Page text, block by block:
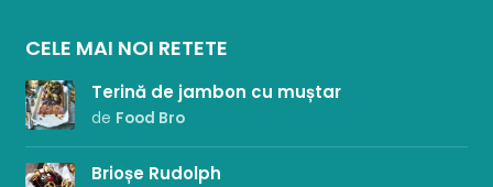
CELE MAI NOI RETETE
Terină de jambon cu muștar
de Food Bro
Brioșe Rudolph